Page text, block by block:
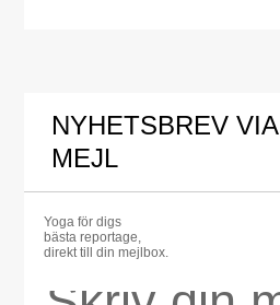
NYHETSBREV VIA
MEJL
Yoga för digs
bästa reportage,
direkt till din mejlbox.